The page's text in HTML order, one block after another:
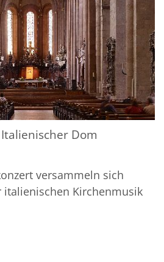
Dom
versammeln sich
italienischen Kirchenmusik